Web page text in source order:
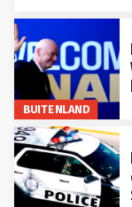
BUITENLAND